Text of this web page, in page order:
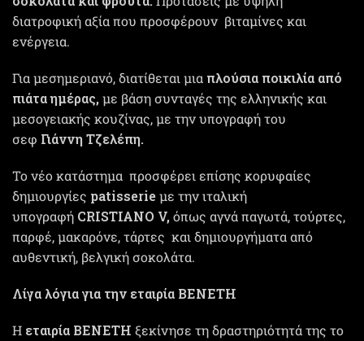
διατροφική αξία που προσφέρουν βιταμίνες και
ενέργεια.
Για μεσημεριανό, διατίθεται μια πλούσια ποικιλία από
πιάτα ημέρας,με βάση συνταγές της ελληνικής και
μεσογειακής κουζίνας, με την υπογραφή του
σεφ Γιάννη Τζελέπη.
Το νέο κατάστημα προσφέρει επίσης κορυφαίες
δημιουργίες patisserieμε την ιταλική
υπογραφή CRISTIANO V,όπως αγνά παγωτά, τούρτες,
παρφέ, μακαρόνε, τάρτες και δημιουργήματα από
αυθεντική, βελγική σοκολάτα.
Λίγα λόγια για την εταιρία ΒΕΝΕΤΗ
H εταιρία ΒΕΝΕΤΗ ξεκίνησε τη δραστηριότητά της το